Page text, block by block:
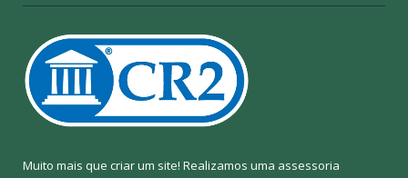
Muito mais que criar um site! Realizamos uma assessoria